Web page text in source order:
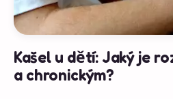
Kašel u dětí: Jaký je
a chronickým?